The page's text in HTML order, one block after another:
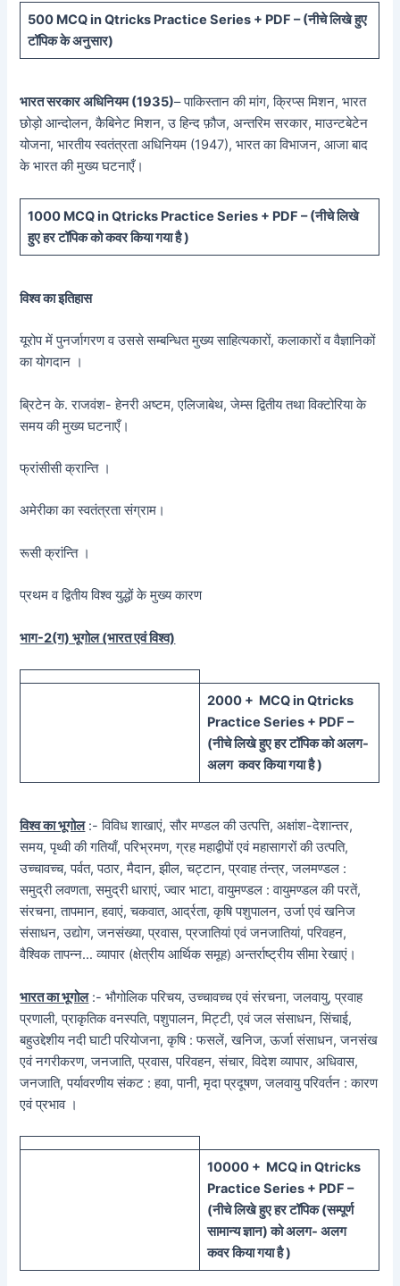
500 MCQ in Qtricks Practice Series + PDF – (नीचेलिखे हुए
टॉपिक के अनुसार)
भारत सरकार अधिनियम (1935)– पाकिस्तान की मांग, क्रिप्स मिशन, भारत
छोड़ो आन्दोलन, कैबिनेट मिशन, उ हिन्द फ़ौज, अन्तरिम सरकार, माउन्टबेटेन
योजना, भारतीय स्वतंत्रता अधिनियम (1947), भारत का विभाजन, आजा बाद
के भारत की मुख्य घटनाएँ।
1000 MCQ in Qtricks Practice Series + PDF – (नीचेलिखे
हुएहर टॉपिक को कवर किया गया है )
विश्व का इतिहास
यूरोप में पुनर्जागरण व उससे सम्बन्धित मुख्य साहित्यकारों, कलाकारों व वैज्ञानिकों
का योगदान ।
ब्रिटेन के. राजवंश- हेनरी अष्टम, एलिजाबेथ, जेम्स द्वितीय तथा विक्टोरिया के
समय की मुख्य घटनाएँ।
फ्रांसीसी क्रान्ति ।
अमेरीका का स्वतंत्रता संग्राम।
रूसी क्रांन्ति ।
प्रथम व द्वितीय विश्व युद्धों के मुख्य कारण
भाग-2(ग) भूगोल (भारत एवं विश्व)
2000 + MCQ in Qtricks
Practice Series + PDF –
(नीचेलिखे हुएहर टॉपिक कोअलग-
अलग कवर किया गया है )
विश्व का भूगोल:- विविध शाखाएं, सौर मण्डल की उत्पत्ति, अक्षांश-देशान्तर,
समय, पृथ्वी की गतियाँ, परिभ्रमण, ग्रह महाद्वीपों एवं महासागरों की उत्पति,
उच्चावच्च, पर्वत, पठार, मैदान, झील, चट्टान, प्रवाह तंन्त्र, जलमण्डल :
समुद्री लवणता, समुद्री धाराएं, ज्वार भाटा, वायुमण्डल : वायुमण्डल की परतें,
संरचना, तापमान, हवाएं, चकवात, आर्द्रता, कृषि पशुपालन, उर्जा एवं खनिज
संसाधन, उद्योग, जनसंख्या, प्रवास, प्रजातियां एवं जनजातियां, परिवहन,
वैश्विक तापन्न… व्यापार (क्षेत्रीय आर्थिक समूह) अन्तर्राष्ट्रीय सीमा रेखाएं।
भारत का भूगोल:- भौगोलिक परिचय, उच्चावच्च एवं संरचना, जलवायु, प्रवाह
प्रणाली, प्राकृतिक वनस्पति, पशुपालन, मिट्टी, एवं जल संसाधन, सिंचाई,
बहुउद्देशीय नदी घाटी परियोजना, कृषि : फसलें, खनिज, ऊर्जा संसाधन, जनसंख
एवं नगरीकरण, जनजाति, प्रवास, परिवहन, संचार, विदेश व्यापार, अधिवास,
जनजाति, पर्यावरणीय संकट : हवा, पानी, मृदा प्रदूषण, जलवायु परिवर्तन : कारण
एवं प्रभाव ।
10000 + MCQ in Qtricks
Practice Series + PDF –
(नीचेलिखे हुएहर टॉपिक(सम्पूर्ण
सामान्य ज्ञान) कोअलग- अलग
कवर किया गया है )